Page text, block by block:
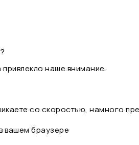
наше внимание.
со скоростью, намного
вашем браузере